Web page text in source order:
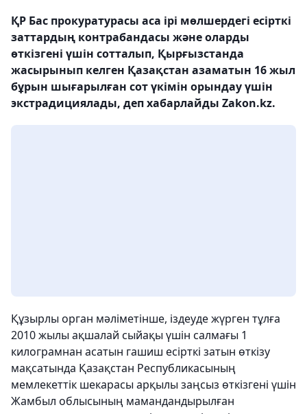
ҚР Бас прокуратурасы аса ірі мөлшердегі есірткі
заттардың контрабандасы және оларды
өткізгені үшін сотталып, Қырғызстанда
жасырынып келген Қазақстан азаматын 16 жыл
бұрын шығарылған сот үкімін орындау үшін
экстрадициялады, деп хабарлайды Zakon.kz.
Құзырлы орган мәліметінше, іздеуде жүрген тұлға
2010 жылы ақшалай сыйақы үшін салмағы 1
килограмнан асатын гашиш есірткі затын өткізу
мақсатында Қазақстан Республикасының
мемлекеттік шекарасы арқылы заңсыз өткізгені үшін
Жамбыл облысының мамандандырылған